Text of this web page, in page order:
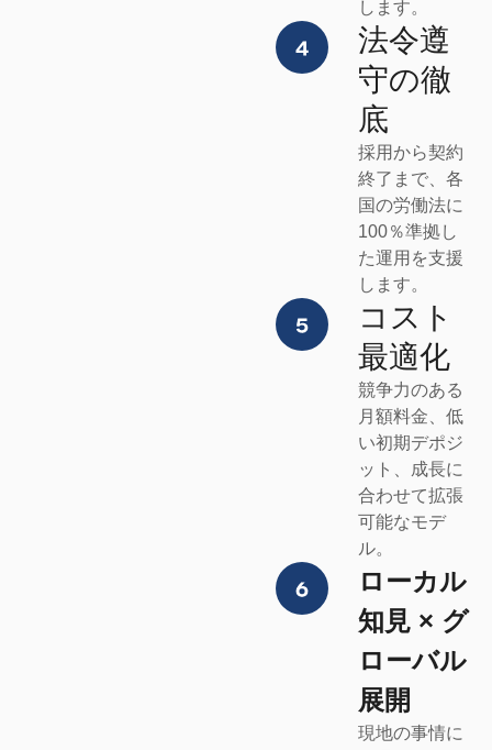
します。
法令遵
守の徹
底
採用から契約
終了まで、各
国の労働法に
100％準拠し
た運用を支援
します。
コスト
最適化
競争力のある
月額料金、低
い初期デポジ
ット、成長に
合わせて拡張
可能なモデ
ル。
ローカル
知見 × グ
ローバル
展開
現地の事情に